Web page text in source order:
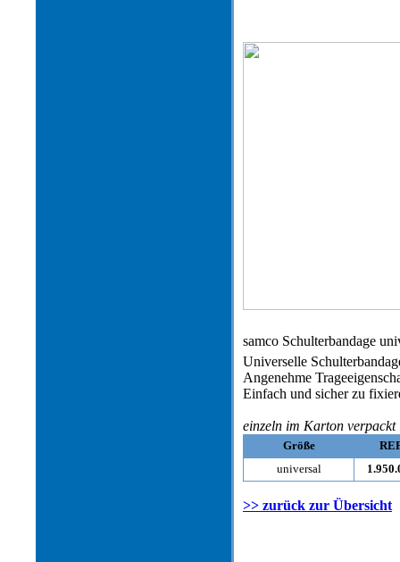
samco Schulterbandage
Universelle
Angenehme
Einfach und sicher zu
einzeln im Karton verpackt
Größe
universal
>> zurück zur Übersicht